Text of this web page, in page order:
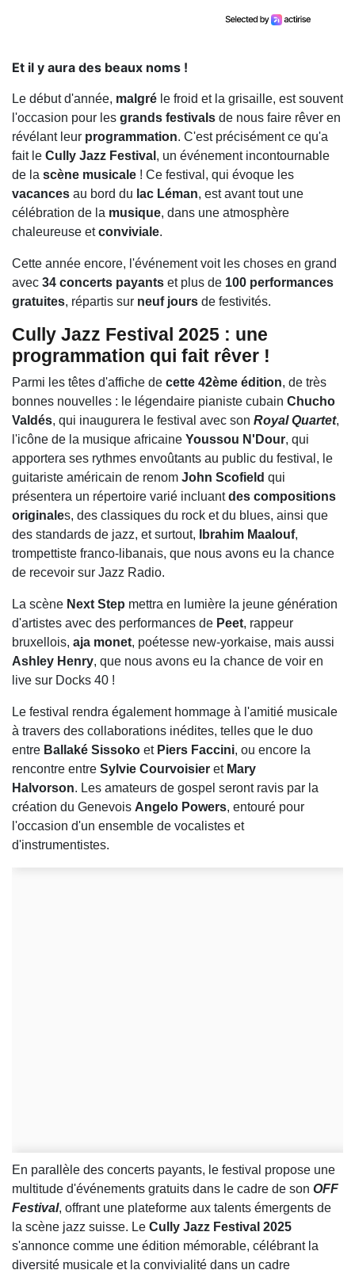
Et il y aura des beaux noms !
Le début d'année, malgré le froid et la grisaille, est souvent
l'occasion pour les grands festivals de nous faire rêver en
révélant leur programmation. C'est précisément ce qu'a
fait le Cully Jazz Festival , un événement incontournable
de la scène musicale ! Ce festival, qui évoque les
vacances au bord du lac Léman, est avant tout une
célébration de la musique, dans une atmosphère
chaleureuse etconviviale.
Cette année encore, l'événement voit les choses en grand
avec 34 concerts payants et plus de 100 performances
gratuites, répartis sur neuf jours de festivités.
Cully Jazz Festival 2025 : une
programmation qui fait rêver !
Parmi les têtes d'affiche de cette 42ème édition, de très
bonnes nouvelles : le légendaire pianiste cubain Chucho
Valdés, qui inaugurera le festival avec son Royal Quartet,
l'icône de la musique africaine Youssou N'Dour, qui
apportera ses rythmes envoûtants au public du festival, le
guitariste américain de renom John Scofield qui
présentera un répertoire varié incluantdes compositions
originales, des classiques du rock et du blues, ainsi que
des standards de jazz, et surtout,
Ibrahim Maalouf,
trompettiste franco-libanais, que nous avons eu la chance
de recevoir sur Jazz Radio.
La scène Next Step mettra en lumière la jeune génération
d'artistes avec des performances de Peet, rappeur
bruxellois, aja monet, poétesse new-yorkaise, mais aussi
Ashley Henry, que nous avons eu la chance de voir en
live sur Docks 40 !
Le festival rendra également hommage à l'amitié musicale
à travers des collaborations inédites, telles que le duo
entre Ballaké Sissoko et Piers Faccini, ou encore la
rencontre entre Sylvie Courvoisier et Mary
Halvorson. Les amateurs de gospel seront ravis par la
création du Genevois Angelo Powers, entouré pour
l'occasion d'un ensemble de vocalistes et
d'instrumentistes.
En parallèle des concerts payants, le festival propose une
multitude d'événements gratuits dans le cadre de son OFF
Festival, offrant une plateforme aux talents émergents de
la scène jazz suisse. Le Cully Jazz Festival 2025
s'annonce comme une édition mémorable, célébrant la
diversité musicale et la convivialité dans un cadre